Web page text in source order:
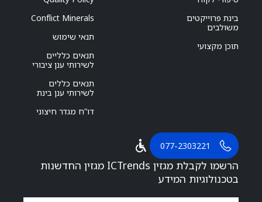
בינת פרוייקטים
משולבים
תוכן מקצועי
Conflict Minerals
תנאי שימוש
תנאים כלליים
לשירותי ענן ציבורי
תנאים כללים
לשירותי ענן בינת
דו”ח מגדר חיצוני
077-2303221
הרשמו לקבלת מגזין ICTrends מגזין החדשנות
בטכנולוגיות המידע